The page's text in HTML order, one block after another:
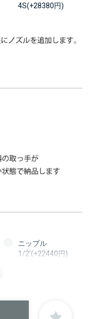
4S(+28380円)
ニップル
1/2’(+22440円)